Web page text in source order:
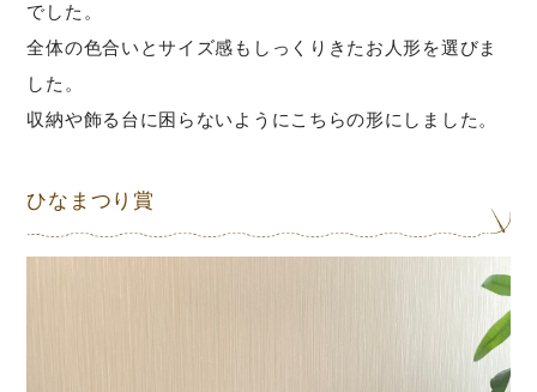
でした。
全体の色合いとサイズ感もしっくりきたお人形を選びま
した。
収納や飾る台に困らないようにこちらの形にしました。
ひなまつり賞